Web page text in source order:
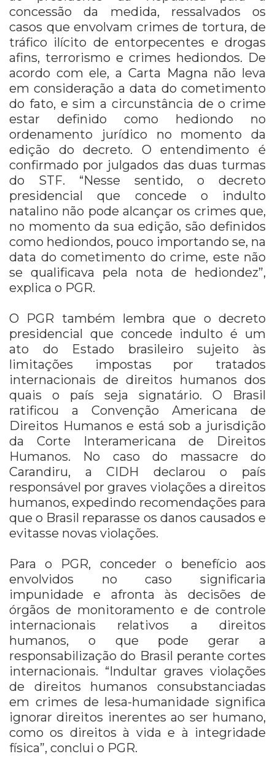
concessão da medida, ressalvados os
casos que envolvam crimes de tortura, de
tráfico ilícito de entorpecentes e drogas
afins, terrorismo e crimes hediondos. De
acordo com ele, a Carta Magna não leva
em consideração a data do cometimento
do fato, e sim a circunstância de o crime
estar definido como hediondo no
ordenamento jurídico no momento da
edição do decreto. O entendimento é
confirmado por julgados das duas turmas
do STF. “Nesse sentido, o decreto
presidencial que concede o indulto
natalino não pode alcançar os crimes que,
no momento da sua edição, são definidos
como hediondos, pouco importando se, na
data do cometimento do crime, este não
se qualificava pela nota de hediondez”,
explica o PGR.
O PGR também lembra que o decreto
presidencial que concede indulto é um
ato do Estado brasileiro sujeito às
limitações impostas por tratados
internacionais de direitos humanos dos
quais o país seja signatário. O Brasil
ratificou a Convenção Americana de
Direitos Humanos e está sob a jurisdição
da Corte Interamericana de Direitos
Humanos. No caso do massacre do
Carandiru, a CIDH declarou o país
responsável por graves violações a direitos
humanos, expedindo recomendações para
que o Brasil reparasse os danos causados e
evitasse novas violações.
Para o PGR, conceder o benefício aos
envolvidos no caso significaria
impunidade e afronta às decisões de
órgãos de monitoramento e de controle
internacionais relativos a direitos
humanos, o que pode gerar a
responsabilização do Brasil perante cortes
internacionais. “Indultar graves violações
de direitos humanos consubstanciadas
em crimes de lesa-humanidade significa
ignorar direitos inerentes ao ser humano,
como os direitos à vida e à integridade
física”, conclui o PGR.